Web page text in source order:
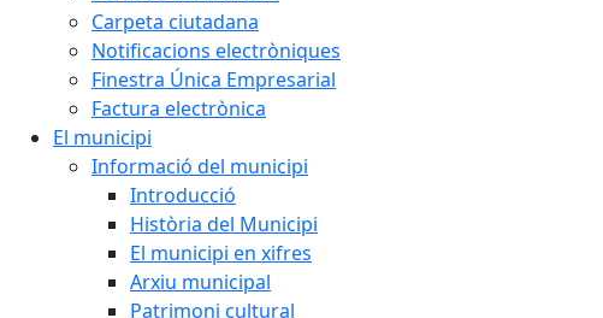
Carpeta ciutadana
Notificacions electròniques
Finestra Única Empresarial
Factura electrònica
El municipi
Informació del municipi
Introducció
Història del Municipi
El municipi en xifres
Arxiu municipal
Patrimoni cultural